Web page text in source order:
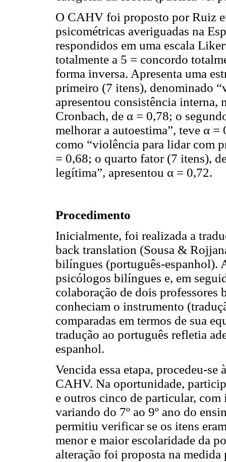
O CAHV foi proposto por Ruiz
psicométricas averiguadas na
respondidos em uma escala
totalmente a 5 = concordo
forma inversa. Apresenta uma
primeiro (7 itens), denominado
apresentou consistência interna,
Cronbach, de α = 0,78; o
melhorar a autoestima”, teve α
como “violência para lidar com
= 0,68; o quarto fator (7 itens),
legítima”, apresentou α = 0,72.
Procedimento
Inicialmente, foi realizada a
back translation (Sousa &
bilíngues (português-espanhol).
psicólogos bilíngues e, em
colaboração de dois
conheciam o instrumento
comparadas em termos de sua
tradução ao português refletia
espanhol.
Vencida essa etapa, procedeu-
CAHV. Na oportunidade,
e outros cinco de particular, com
variando do 7º ao 9º ano do
permitiu verificar se os itens
menor e maior escolaridade da
alteração foi proposta na